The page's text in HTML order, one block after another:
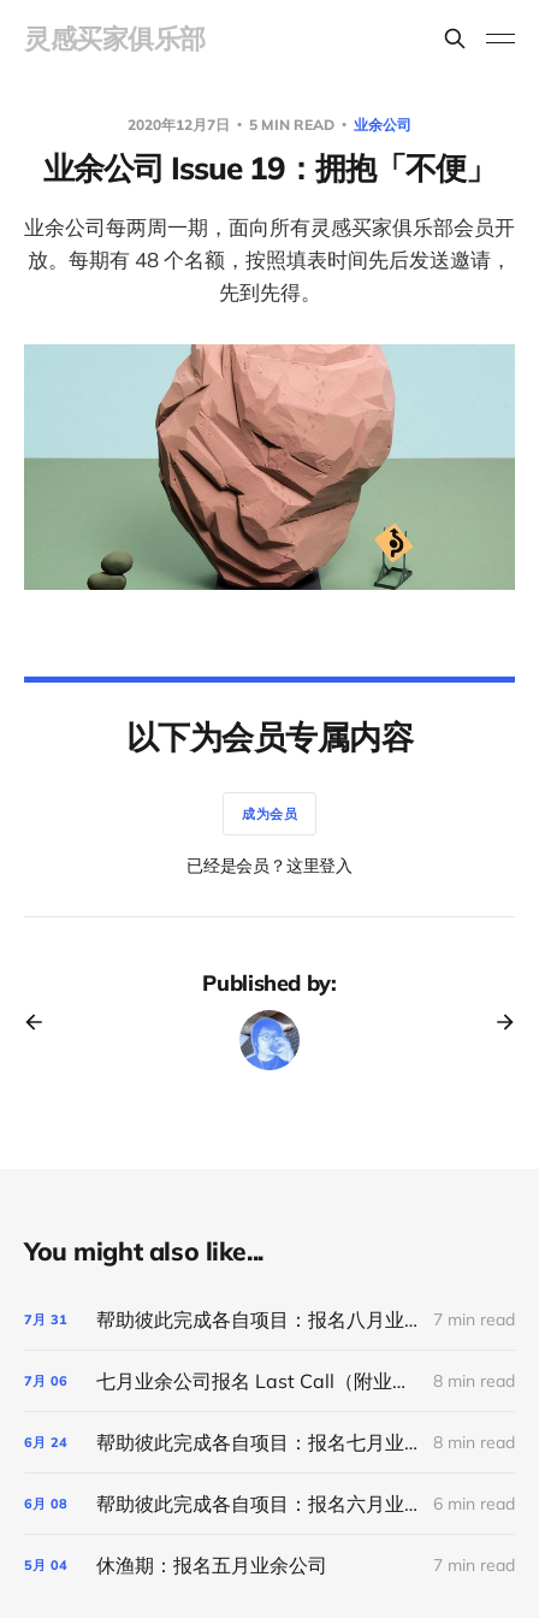
灵感买家俱乐部
2020年12月7日 5 MIN READ 业余公司
业余公司 Issue 19：拥抱「不便」
业余公司每两周一期，面向所有灵感买家俱乐部会员开
放。每期有 48 个名额，按照填表时间先后发送邀请，
先到先得。
以下为会员专属内容
成为会员
已经是会员？这里登入
Published by:
You might also like...
7月 31 帮助彼此完成各自项目：报名八月业余公司（ 听说业余公司有新变化！） 7 min read
7月 06 七月业余公司报名 Last Call（附业余公司半年小回顾及六月项目合集） 8 min read
6月 24 帮助彼此完成各自项目：报名七月业余公司（附业余公司微考古和六月项目合集） 8 min read
6月 08 帮助彼此完成各自项目：报名六月业余公司 6 min read
5月 04 休渔期：报名五月业余公司 7 min read